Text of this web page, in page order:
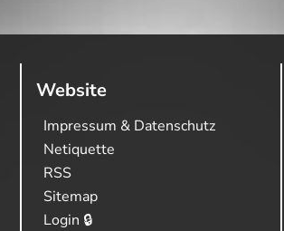
Website
Impressum & Datenschutz
Netiquette
RSS
Sitemap
Login 🔒